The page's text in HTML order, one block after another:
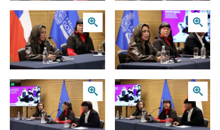
Zoom Zoom
Zoom Zoom